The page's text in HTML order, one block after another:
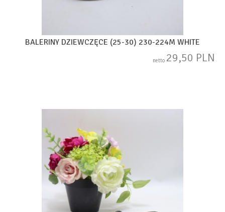
BALERINY DZIEWCZĘCE (25-30) 230-224M WHITE
netto 29,50 PLN